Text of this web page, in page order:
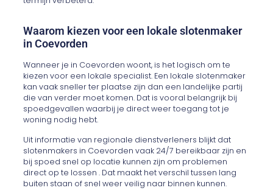
Waarom kiezen voor een lokale slotenmaker
in Coevorden
Wanneer je in Coevorden woont, is het logisch om te
kiezen voor een lokale specialist. Een lokale slotenmaker
kan vaak sneller ter plaatse zijn dan een landelijke partij
die van verder moet komen. Dat is vooral belangrijk bij
spoedgevallen waarbij je direct weer toegang tot je
woning nodig hebt.
Uit informatie van regionale dienstverleners blijkt dat
slotenmakers in Coevorden vaak 24/7 bereikbaar zijn en
bij spoed snel op locatie kunnen zijn om problemen
direct op te lossen . Dat maakt het verschil tussen lang
buiten staan of snel weer veilig naar binnen kunnen.